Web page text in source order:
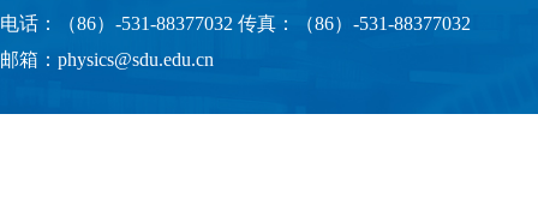
电话：（86）-531-88377032 传真：（86）-531-88377032
邮箱：physics@sdu.edu.cn